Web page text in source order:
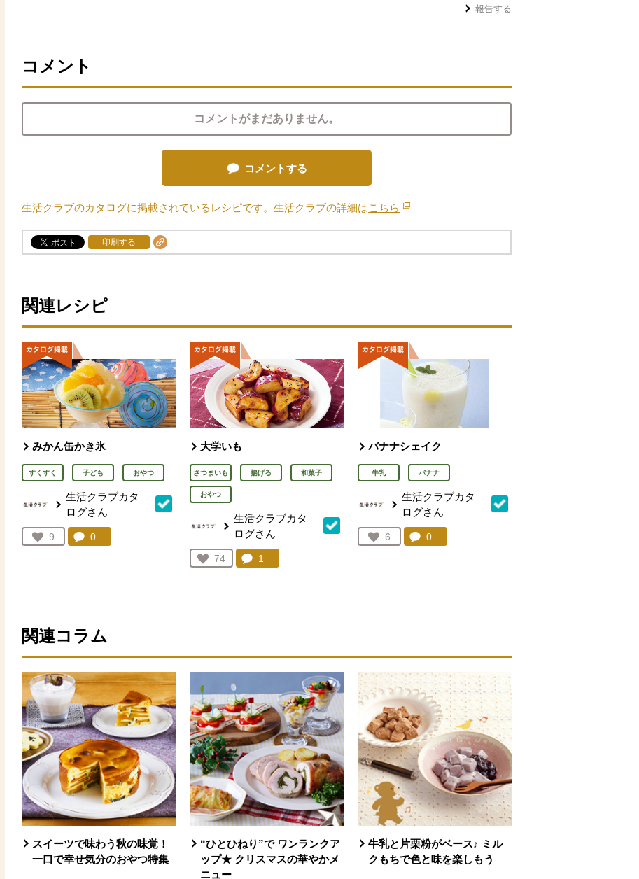
報告する
コメント
コメントがまだありません。
コメントする
生活クラブのカタログに掲載されているレシピです。生活クラブの詳細はこちら 別のウィンドウで開きます。
印刷する
関連レシピ
みかん缶かき氷
すくすく 子ども おやつ
生活クラブカタ
ログさん
お気に入り登録：
9
人が登録
コメント：
0
大学いも
さつまいも 揚げる 和菓子
おやつ
生活クラブカタ
ログさん
お気に入り登録：
74
人が登録
コメント：
1
バナナシェイク
牛乳 バナナ
生活クラブカタ
ログさん
お気に入り登録：
6
人が登録
コメント：
0件。コメントを見る。
関連コラム
スイーツで味わう秋の味覚！
一口で幸せ気分のおやつ特集
“ひとひねり”で ワンランクア
ップ★ クリスマスの華やかメ
ニュー
牛乳と片栗粉がベース♪ ミル
クもちで色と味を楽しもう